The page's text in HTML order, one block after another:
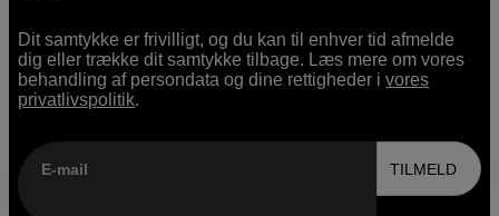
Dit samtykke er frivilligt, og du kan til enhver tid afmelde
dig eller trække dit samtykke tilbage. Læs mere om vores
behandling af persondata og dine rettigheder ivores
privatlivspolitik.
E-mail TILMELD